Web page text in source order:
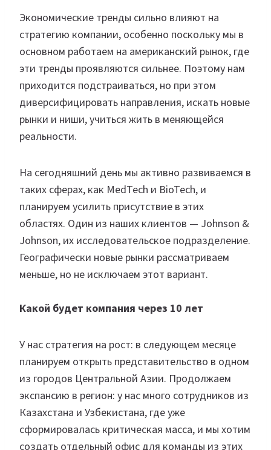
Экономические тренды сильно влияют на
стратегию компании, особенно поскольку мы в
основном работаем на американский рынок, где
эти тренды проявляются сильнее. Поэтому нам
приходится подстраиваться, но при этом
диверсифицировать направления, искать новые
рынки и ниши, учиться жить в меняющейся
реальности.
На сегодняшний день мы активно развиваемся в
таких сферах, как MedTech и BioTech, и
планируем усилить присутствие в этих
областях. Один из наших клиентов — Johnson &
Johnson, их исследовательское подразделение.
Географически новые рынки рассматриваем
меньше, но не исключаем этот вариант.
Какой будет компания через 10 лет
У нас стратегия на рост: в следующем месяце
планируем открыть представительство в одном
из городов Центральной Азии. Продолжаем
экспансию в регион: у нас много сотрудников из
Казахстана и Узбекистана, где уже
сформировалась критическая масса, и мы хотим
создать отдельный офис для команды из этих